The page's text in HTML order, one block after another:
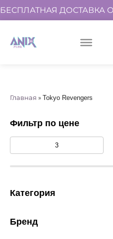
БЕСПЛАТНАЯ ДОСТАВКА
Главная »Tokyo Revengers
Фильтр по цене
Категория
Бренд